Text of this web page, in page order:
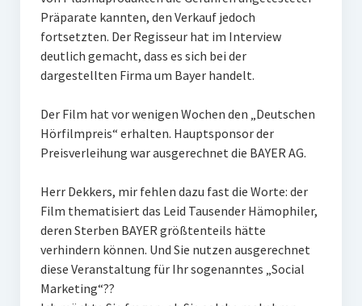
Präparate kannten, den Verkauf jedoch
fortsetzten. Der Regisseur hat im Interview
deutlich gemacht, dass es sich bei der
dargestellten Firma um Bayer handelt.
Der Film hat vor wenigen Wochen den „Deutschen
Hörfilmpreis“ erhalten. Hauptsponsor der
Preisverleihung war ausgerechnet die BAYER AG.
Herr Dekkers, mir fehlen dazu fast die Worte: der
Film thematisiert das Leid Tausender Hämophiler,
deren Sterben BAYER größtenteils hätte
verhindern können. Und Sie nutzen ausgerechnet
diese Veranstaltung für Ihr sogenanntes „Social
Marketing“??